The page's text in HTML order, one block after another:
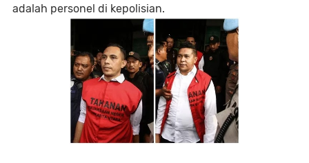
adalah personel di kepolisian.